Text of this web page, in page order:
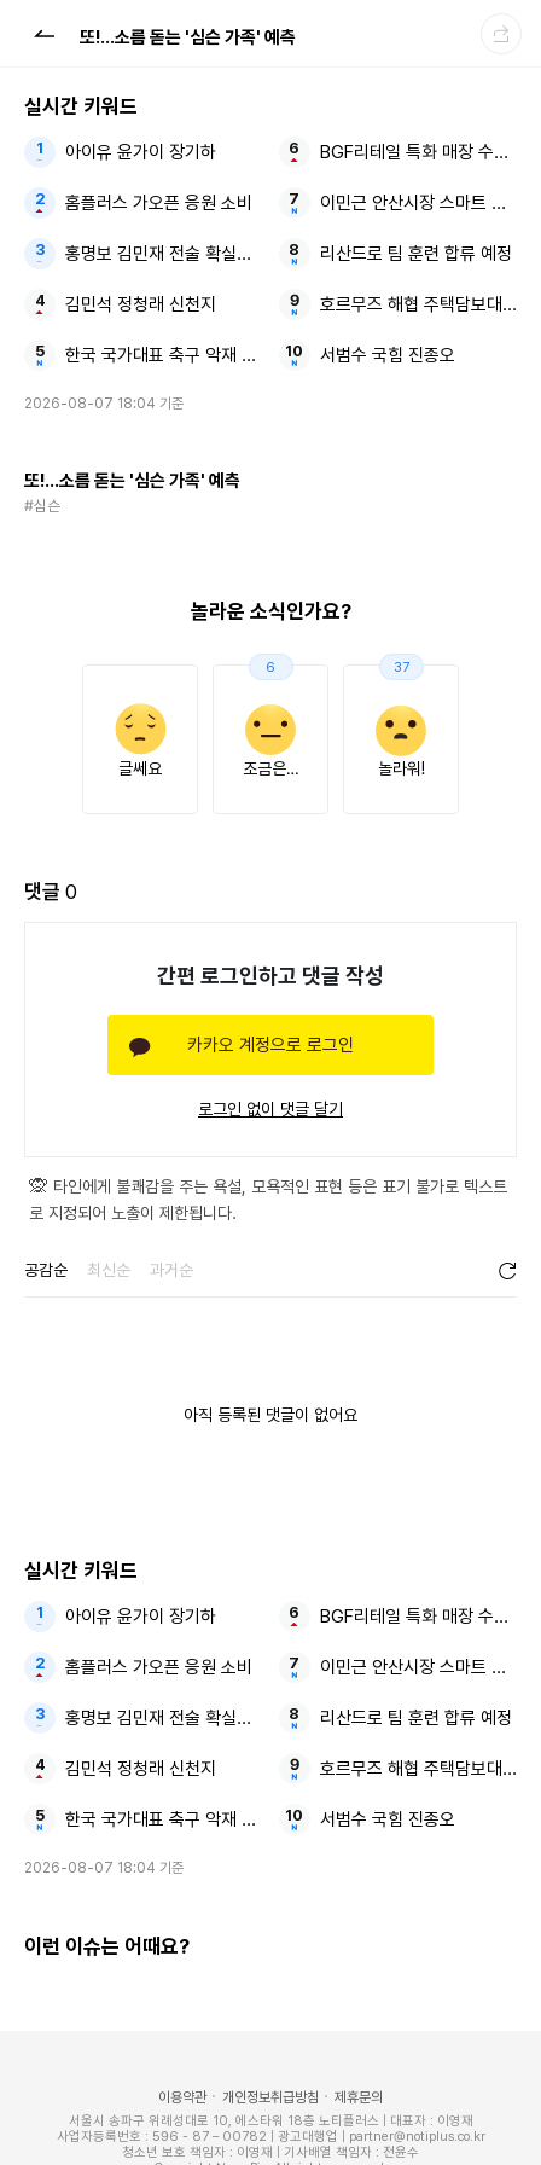
또!...소름 돋는 '심슨 가족' 예측
실시간 키워드
아이유 윤가이 장기하
홈플러스 가오픈 응원 소비
홍명보 김민재 전술 확실한 감독
김민석 정청래 신천지
한국 국가대표 축구 악재 응급처치
BGF리테일 특화 매장 수익성
이민근 안산시장 스마트 행정
리산드로 팀 훈련 합류 예정
호르무즈 해협 주택담보대출
서범수 국힘 진종오
2026-08-07 18:04 기준
또!...소름 돋는 '심슨 가족' 예측
#심슨
놀라운 소식인가요?
글쎄요 조금은…
6
놀라워!
37
댓글 0
간편 로그인하고 댓글 작성
카카오 계정으로 로그인
로그인 없이 댓글 달기
🙊 타인에게 불쾌감을 주는 욕설, 모욕적인 표현 등은 표기 불가로 텍스트
로 지정되어 노출이 제한됩니다.
공감순 최신순 과거순
아직 등록된 댓글이 없어요
실시간 키워드
아이유 윤가이 장기하
홈플러스 가오픈 응원 소비
홍명보 김민재 전술 확실한 감독
김민석 정청래 신천지
한국 국가대표 축구 악재 응급처치
BGF리테일 특화 매장 수익성
이민근 안산시장 스마트 행정
리산드로 팀 훈련 합류 예정
호르무즈 해협 주택담보대출
서범수 국힘 진종오
2026-08-07 18:04 기준
이런 이슈는 어때요?
이용약관 개인정보취급방침 제휴문의
서울시 송파구 위례성대로 10, 에스타워 18층 노티플러스 | 대표자 : 이영재
사업자등록번호 : 596 - 87 – 00782 | 광고대행업 | partner@notiplus.co.kr
청소년 보호 책임자 : 이영재 | 기사배열 책임자 : 전윤수